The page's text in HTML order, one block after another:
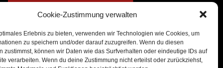
Cookie-Zustimmung verwalten
Erlebnis zu bieten, verwenden wir Technologien wie Cookies, um
zu speichern und/oder darauf zuzugreifen. Wenn du diesen
zustimmst, können wir Daten wie das Surfverhalten oder eindeutige IDs auf
verarbeiten. Wenn du deine Zustimmung nicht erteilst oder zurückziehst,
Sydow`s Klassiker